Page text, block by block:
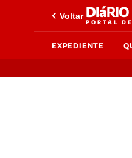
Voltar
PORTAL
EXPEDIENTE